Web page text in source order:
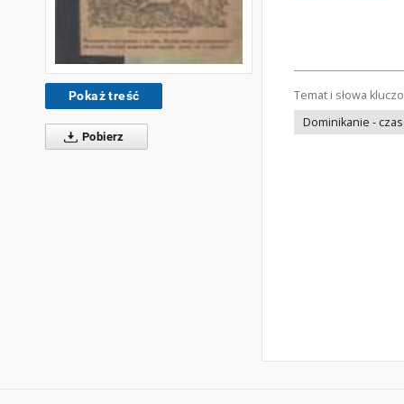
Pokaż treść
Pobierz
Temat i słowa
Dominikanie -